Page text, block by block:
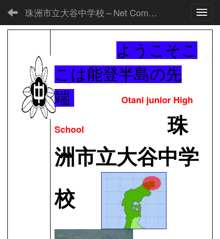
珠洲市立大谷中学校～Net Commons～
ようこそこ
こは能登半島の先
端
Otani junior High
School
珠
洲市立大谷中学
校